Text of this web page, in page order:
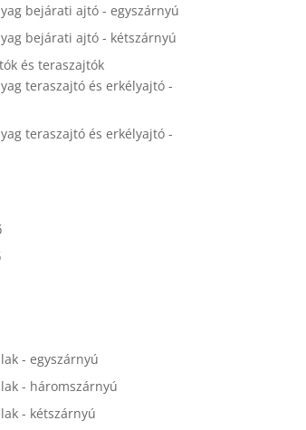
bejárati ajtó - egyszárnyú
bejárati ajtó - kétszárnyú
és teraszajtók
teraszajtó és erkélyajtó -
teraszajtó és erkélyajtó -
- egyszárnyú
- háromszárnyú
- kétszárnyú